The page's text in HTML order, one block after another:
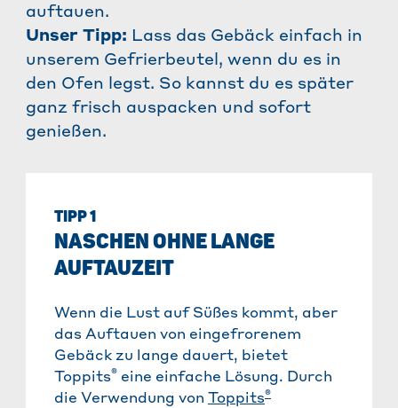
auftauen.
Unser Tipp: Lass das Gebäck einfach in
unserem Gefrierbeutel, wenn du es in
den Ofen legst. So kannst du es später
ganz frisch auspacken und sofort
genießen.
TIPP 1
NASCHEN OHNE LANGE
AUFTAUZEIT
Wenn die Lust auf Süßes kommt, aber
das Auftauen von eingefrorenem
Gebäck zu lange dauert, bietet
Toppits® eine einfache Lösung. Durch
die Verwendung von
Toppits®